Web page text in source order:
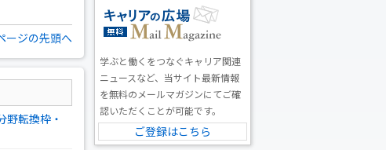
ージの先頭へ
転換枠・
学ぶと働くをつなぐキャリア関連
ニュースなど、当サイト最新情報
を無料のメールマガジンにてご確
認いただくことが可能です。
ご登録はこちら